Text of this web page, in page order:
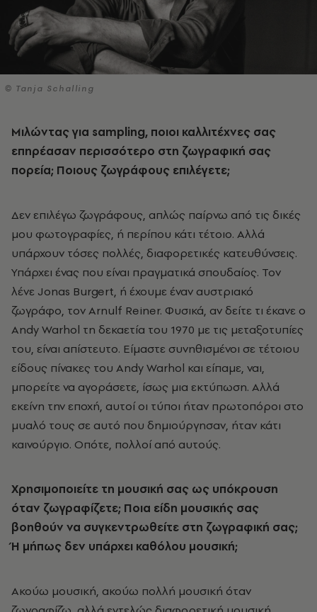
© Tanja Schalling
Μιλώντας για sampling, ποιοι καλλιτέχνες σας
επηρέασαν περισσότερο στη ζωγραφική σας
πορεία; Ποιους ζωγράφους επιλέγετε;
Δεν επιλέγω ζωγράφους, απλώς παίρνω από τις δικές
μου φωτογραφίες, ή περίπου κάτι τέτοιο. Αλλά
υπάρχουν τόσες πολλές, διαφορετικές κατευθύνσεις.
Υπάρχει ένας που είναι πραγματικά σπουδαίος. Τον
λένε Jonas Burgert, ή έχουμε έναν αυστριακό
ζωγράφο, τον Arnulf Reiner. Φυσικά, αν δείτε τι έκανε ο
Andy Warhol τη δεκαετία του 1970 με τις μεταξοτυπίες
του, είναι απίστευτο. Είμαστε συνηθισμένοι σε τέτοιου
είδους πίνακες του Andy Warhol και είπαμε, ναι,
μπορείτε να αγοράσετε, ίσως μια εκτύπωση. Αλλά
εκείνη την εποχή, αυτοί οι τύποι ήταν πρωτοπόροι στο
μυαλό τους σε αυτό που δημιούργησαν, ήταν κάτι
καινούργιο. Οπότε, πολλοί από αυτούς.
Χρησιμοποιείτε τη μουσική σας ως υπόκρουση
όταν ζωγραφίζετε; Ποια είδη μουσικής σας
βοηθούν να συγκεντρωθείτε στη ζωγραφική σας;
Ή μήπως δεν υπάρχει καθόλου μουσική;
Ακούω μουσική, ακούω πολλή μουσική όταν